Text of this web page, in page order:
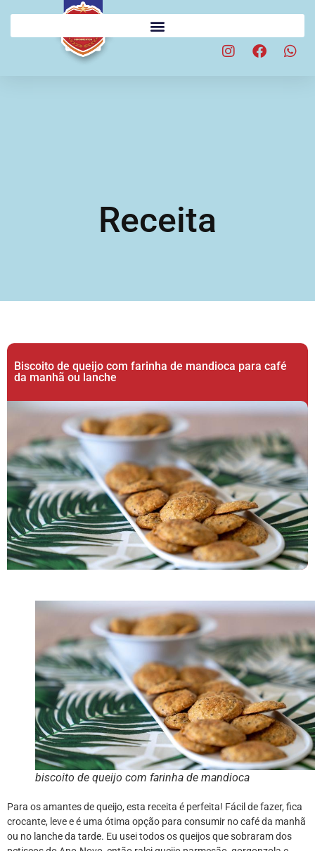
Receita
Biscoito de queijo com farinha de mandioca para café
da manhã ou lanche
biscoito de queijo com farinha de mandioca
Para os amantes de queijo, esta receita é perfeita! Fácil de fazer, fica
crocante, leve e é uma ótima opção para consumir no café da manhã
ou no lanche da tarde. Eu usei todos os queijos que sobraram dos